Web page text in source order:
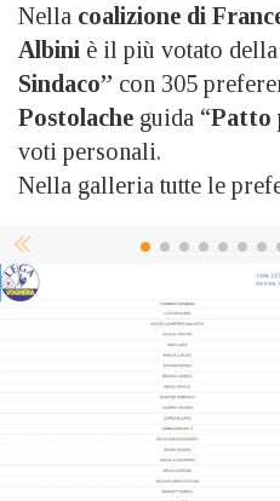
Nella coalizione di
Albini è il più votato
Sindaco” con 305
Postolache guida “Patto
voti personali.
Nella galleria tutte le